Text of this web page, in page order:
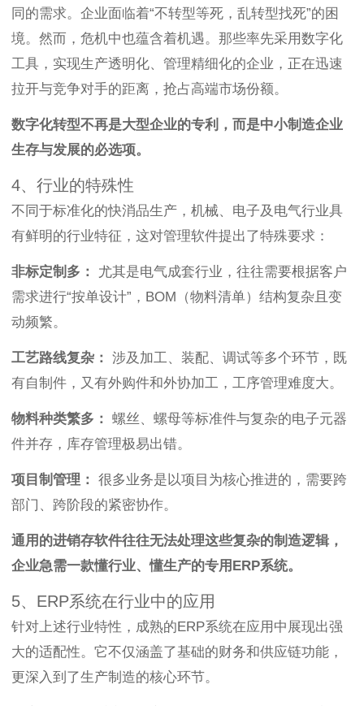
同的需求。企业面临着“不转型等死，乱转型找死”的困
境。然而，危机中也蕴含着机遇。那些率先采用数字化
工具，实现生产透明化、管理精细化的企业，正在迅速
拉开与竞争对手的距离，抢占高端市场份额。
数字化转型不再是大型企业的专利，而是中小制造企业
生存与发展的必选项。
4、行业的特殊性
不同于标准化的快消品生产，机械、电子及电气行业具
有鲜明的行业特征，这对管理软件提出了特殊要求：
非标定制多：
尤其是电气成套行业，往往需要根据客户
需求进行“按单设计”，BOM（物料清单）结构复杂且变
动频繁。
工艺路线复杂：
涉及加工、装配、调试等多个环节，既
有自制件，又有外购件和外协加工，工序管理难度大。
物料种类繁多：
螺丝、螺母等标准件与复杂的电子元器
件并存，库存管理极易出错。
项目制管理：
很多业务是以项目为核心推进的，需要跨
部门、跨阶段的紧密协作。
通用的进销存软件往往无法处理这些复杂的制造逻辑，
企业急需一款懂行业、懂生产的专用ERP系统。
5、ERP系统在行业中的应用
针对上述行业特性，成熟的ERP系统在应用中展现出强
大的适配性。它不仅涵盖了基础的财务和供应链功能，
更深入到了生产制造的核心环节。